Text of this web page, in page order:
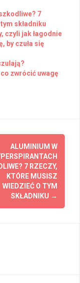
7
składniku
czyli jak łagodnie
by czuła się
zwrócić uwagę
ALUMINIUM W
7 RZECZY,
KTÓRE MUSISZ
WIEDZIEĆ O TYM
SKŁADNIKU →